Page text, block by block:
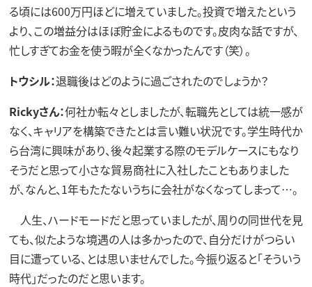
る頃には600万円ほどに増えていました。投資で増えたという
より、この増益分はほぼ貯金によるものです。皮肉な話ですが、
忙しすぎてお金を使う暇が全くなかったんです（笑）。
トウシル：退職後はどのように過ごされたのでしょうか？
Rickyさん：何社か転々としましたが、転職先としては統一感が
なく、キャリアを構築できたとは言い難い状況です。学生時代か
ら台湾に興味があり、後々起業する際のモデルケースにもなり
そうだと思って小さな貿易商社に入社したこともありました
が、なんと、1年もたたないうちに会社がなくなってしまって…。
人生、ハードモードだと思っていましたが、周りの同世代を見
ても、似たような境遇の人は多かったので、自分だけがつらい
目に遭っている、とは思いませんでした。今振り返ると「そういう
時代」だったのだと思います。